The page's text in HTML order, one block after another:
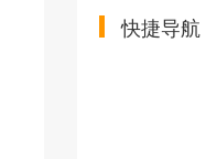
快捷导航